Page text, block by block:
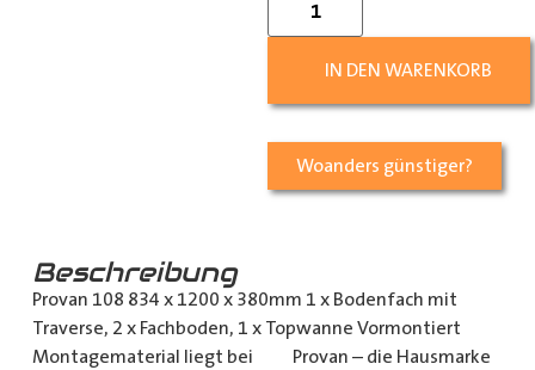
IN DEN WARENKORB
Woanders günstiger?
Beschreibung
Provan 108 834 x 1200 x 380mm 1 x Bodenfach mit
Traverse, 2 x Fachboden, 1 x Topwanne Vormontiert
Montagematerial liegt bei Provan – die Hausmarke